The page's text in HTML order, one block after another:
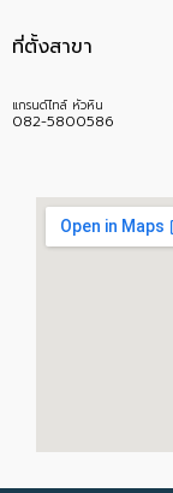
ที่ตั้งสาขา
แกรนด์ไทล์ หัวหิน
082-5800586